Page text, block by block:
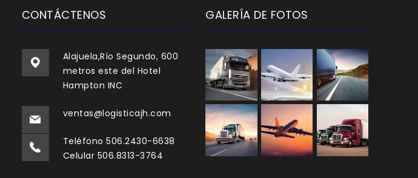
CONTÁCTENOS
Alajuela,Río Segundo, 600
metros este del Hotel
Hampton INC
ventas@logisticajh.com
Teléfono 506.2430-6638
Celular 506.8313-3764
GALERÍA DE FOTOS